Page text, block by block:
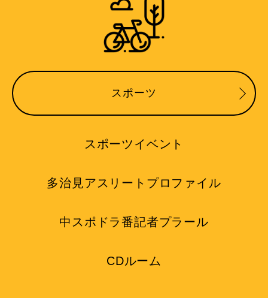
スポーツ
スポーツイベント
多治見アスリートプロファイル
中スポドラ番記者プラール
CDルーム